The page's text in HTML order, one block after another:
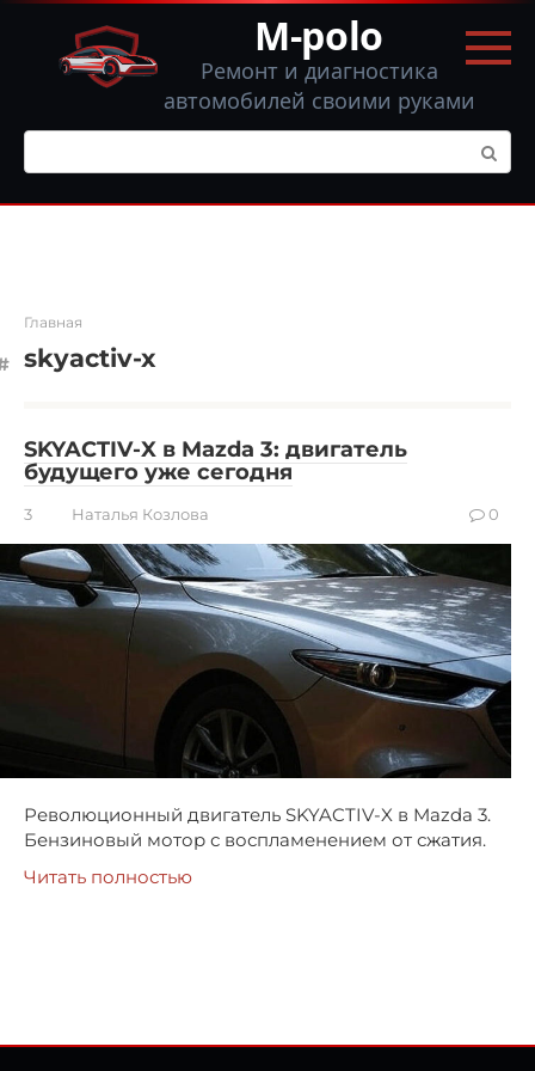
Перейти
контенту
M-polo
Ремонт и диагностика
автомобилей своими руками
Поиск:
Главная
skyactiv-x
SKYACTIV-X в Mazda 3: двигатель
будущего уже сегодня
3 Наталья Козлова 0
Революционный двигатель SKYACTIV-X в Mazda 3.
Бензиновый мотор с воспламенением от сжатия.
Читать полностью